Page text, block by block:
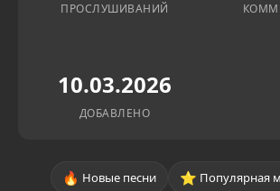
ПРОСЛУШИВАНИЙ
10.03.2026
ДОБАВЛЕНО
🔥 Новые песни ⭐ Популярная